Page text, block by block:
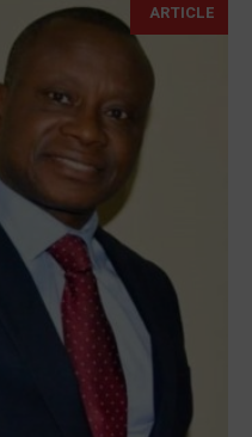
ARTICLE